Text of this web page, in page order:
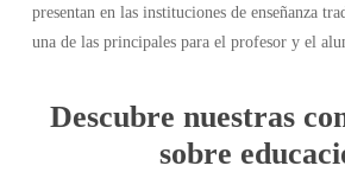
presentan en las instituciones de enseñanza
una de las principales para el profesor y el
Descubre nuestras
sobre